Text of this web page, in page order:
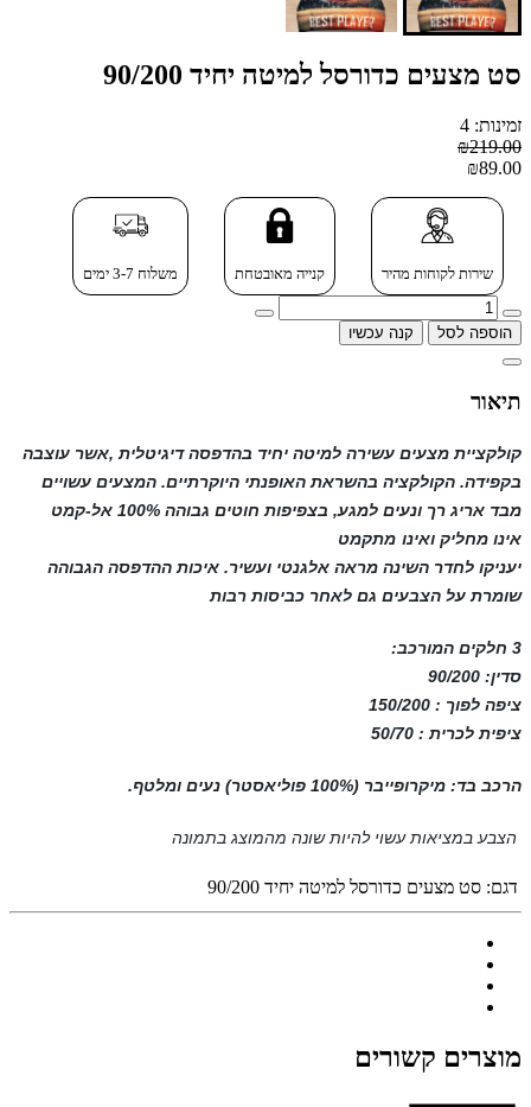
סט מצעים כדורסל למיטה יחיד 90/200
זמינות: 4
₪219.00
₪89.00
שירות לקוחות מהיר קנייה מאובטחת משלוח 3-7 ימים
הוספה לסל קנה עכשיו
תיאור
קולקציית מצעים עשירה למיטה יחיד בהדפסהדיגיטלית,אשר עוצבה
בקפידה. הקולקציה בהשראת האופנתי היוקרתיים. המצעים עשויים
מבד אריג רך ונעים למגע, בצפיפות חוטים גבוהה 100% אל-קמט
אינו מחליק ואינו מתקמט
יעניקו לחדר השינה מראה אלגנטי ועשיר. איכות ההדפסה הגבוהה
שומרת על הצבעים גם לאחר כביסות רבות
3 חלקים המורכב:
סדין: 90/200
ציפה לפוך : 150/200
ציפית לכרית : 50/70
הרכב בד: מיקרופייבר (100% פוליאסטר) נעים ומלטף.
הצבע במציאות עשוי להיות שונה מהמוצג בתמונה
דגם: סט מצעים כדורסל למיטה יחיד 90/200
מוצרים קשורים